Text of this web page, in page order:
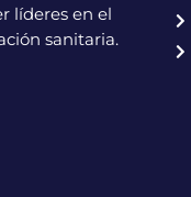
líderes en el
sanitaria.